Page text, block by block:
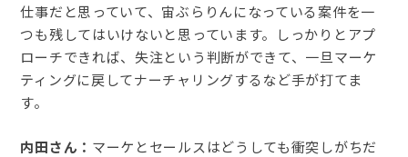
仕事だと思っていて、宙ぶらりんになっている案件を一
つも残してはいけないと思っています。しっかりとアプ
ローチできれば、失注という判断ができて、一旦マーケ
ティングに戻してナーチャリングするなど手が打てま
す。
内田さん： マーケとセールスはどうしても衝突しがちだ